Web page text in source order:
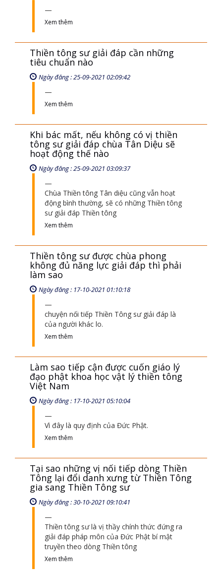
Xem thêm
Thiền tông sư giải đáp cần những
tiêu chuẩn nào
Ngày đăng : 25-09-2021 02:09:42
Xem thêm
Khi bác mất, nếu không có vị thiền
tông sư giải đáp chùa Tân Diệu sẽ
hoạt động thế nào
Ngày đăng : 25-09-2021 03:09:37
Chùa Thiền tông Tân diệu cũng vẫn hoạt
động bình thường, sẽ có những Thiền tông
sư giải đáp Thiền tông
Xem thêm
Thiền tông sư được chùa phong
không đủ năng lực giải đáp thì phải
làm sao
Ngày đăng : 17-10-2021 01:10:18
chuyện nối tiếp Thiền Tông sư giải đáp là
của người khác lo.
Xem thêm
Làm sao tiếp cận được cuốn giáo lý
đạo phật khoa học vật lý thiền tông
Việt Nam
Ngày đăng : 17-10-2021 05:10:04
Vì đây là quy định của Đức Phật.
Xem thêm
Tại sao những vị nối tiếp dòng Thiền
Tông lại đổi danh xưng từ Thiền Tông
gia sang Thiền Tông sư
Ngày đăng : 30-10-2021 09:10:41
Thiền tông sư là vị thầy chính thức đứng ra
giải đáp pháp môn của Đức Phật bí mật
truyền theo dòng Thiền tông
Xem thêm